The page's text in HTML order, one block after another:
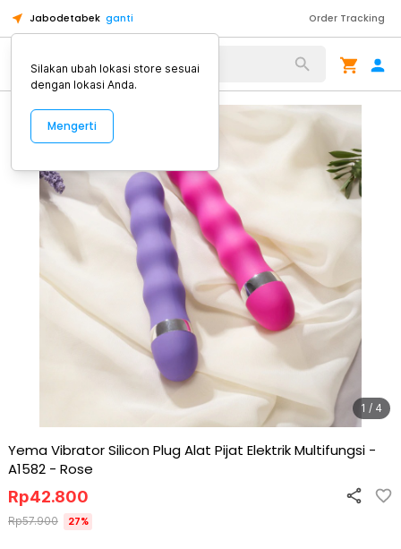
Jabodetabek ganti Order Tracking
Alat Kopi
1 / 4
Yema Vibrator Silicon Plug Alat Pijat Elektrik Multifungsi -
A1582 - Rose
Rp42.800
Rp57.900 27%
Silakan ubah lokasi store sesuai
dengan lokasi Anda.
Mengerti